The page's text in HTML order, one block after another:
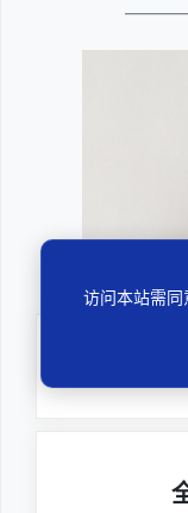
————
访问本站需同